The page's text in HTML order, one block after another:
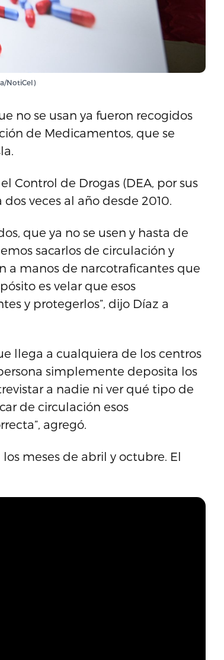
NotiCel)
no se usan ya fueron recogidos
de Medicamentos, que se
Control de Drogas (DEA, por sus
veces al año desde 2010.
que ya no se usen y hasta de
sacarlos de circulación y
a manos de narcotraficantes que
es velar que esos
y protegerlos”, dijo Díaz a
llega a cualquiera de los centros
simplemente deposita los
a nadie ni ver qué tipo de
de circulación esos
agregó.
meses de abril y octubre. El